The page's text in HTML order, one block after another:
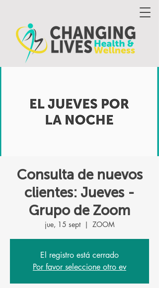
Consulta de nuevos
clientes: Jueves -
Grupo de Zoom
jue, 15 sept
  |
ZOOM
El registro está cerrado
Por favor seleccione otro ev